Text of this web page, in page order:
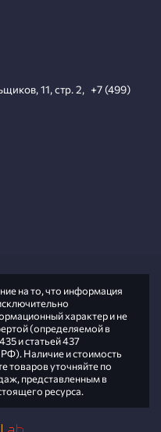
11, стр. 2, +7 (499)
на то, что информация
характер и не
(определяемой в
и статьей 437
Наличие и стоимость
товаров уточняйте по
представленным в
ресурса.